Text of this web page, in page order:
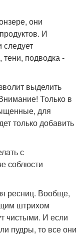
они
И
следует
тени, подводка -
выделить
Только в
для
только добавить
с
соблюсти
ресниц. Вообще,
штрихом
чистыми. И если
пудры, то все они